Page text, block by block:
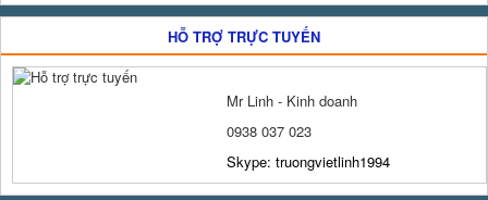
HỖ TRỢ TRỰC TUYẾN
Mr Linh - Kinh doanh
0938 037 023
Skype: truongvietlinh1994